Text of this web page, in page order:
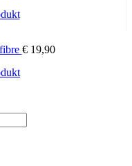
€19,90